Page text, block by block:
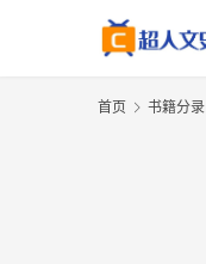
首页 书籍分录